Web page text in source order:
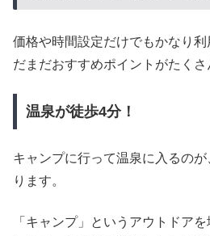
価格や時間設定だけでもかなり
だまだおすすめポイントがたくさ
温泉が徒歩4分！
キャンプに行って温泉に入るの
ります。
「キャンプ」というアウトドア